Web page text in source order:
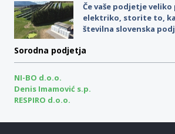
Če vaše podjetje veliko
elektriko, storite to,
številna slovenska
Sorodna podjetja
NI-BO d.o.o.
Denis Imamović s.p.
RESPIRO d.o.o.